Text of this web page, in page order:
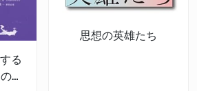
る
公
思想の英雄たち